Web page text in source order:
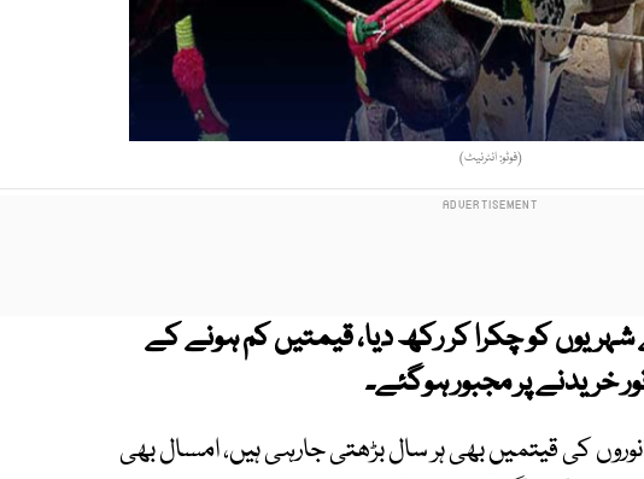
(فوٹو: انٹرنیٹ)
کو چکرا کر رکھ دیا، قیمتیں کم ہونے کے
خریدنے پر مجبور ہوگئے۔
کی قیتمیں بھی ہر سال بڑھتی جارہی ہیں، امسال بھی